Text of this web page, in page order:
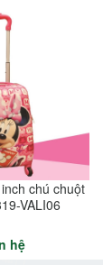
chú chuột
VALI06
hệ